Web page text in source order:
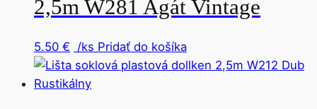
2,5m W281 Agát Vintage
5.50 € /ks Pridať do košíka